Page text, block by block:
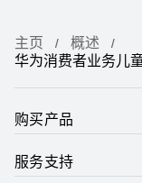
主页
概述
华为消费者业务儿
购买产品
服务支持